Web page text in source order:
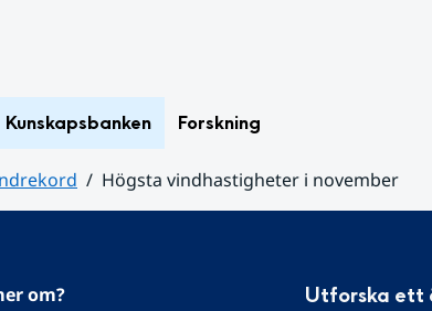
Kunskapsbanken Forskning
Högsta vindhastigheter i november
om? Utforska ett